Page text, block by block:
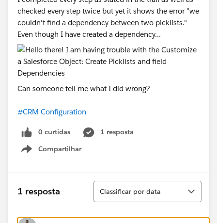
checked every step twice but yet it shows the error "we
couldn't find a dependency between two picklists."
Even though I have created a dependency...
Can someone tell me what I did wrong?
#CRM Configuration
0 curtidas
1 resposta
Compartilhar
Show menu
1 resposta
Classificar
Classificar por data